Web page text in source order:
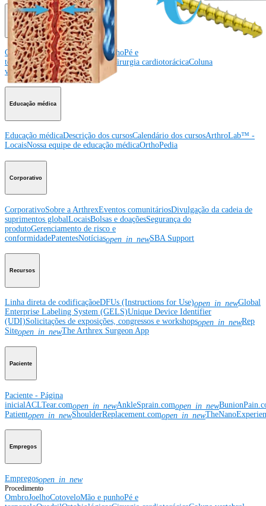
Producto
OmbroJoelhoCotoveloMão e punhoPé e
tornozeloQuadrilOrtobiológicosCirurgia cardiotorácicaColuna
vertebralImagem e ressecção
Educação médica
Educação médicaDescrição dos cursosCalendário dos cursosArthroLab™ -
LocaisNossa equipe de educação médicaOrthoPedia
Corporativo
CorporativoSobre a ArthrexEventos comunitáriosDivulgação da cadeia de
suprimentos globalLocaisBolsas e doaçõesSegurança do
produtoGerenciamento de risco e
conformidadePatentesNotíciasopen_in_newSBA Support
Recursos
Linha direta de codificaçãoeDFUs (Instructions for Use)open_in_newGlobal
Enterprise Labeling System (GELS)Unique Device Identifier
(UDI)Solicitações de exposições, congressos e workshopsopen_in_newRep
Siteopen_in_newThe Arthrex Surgeon App
Paciente
Paciente - Página
inicial ACLTear.comopen_in_newAnkleSprain.comopen_in_new
Patientopen_in_newShoulderReplacement.comopen_in_new
Empregos
Empregosopen_in_new
Procedimento
OmbroJoelhoCotoveloMão e punhoPé e